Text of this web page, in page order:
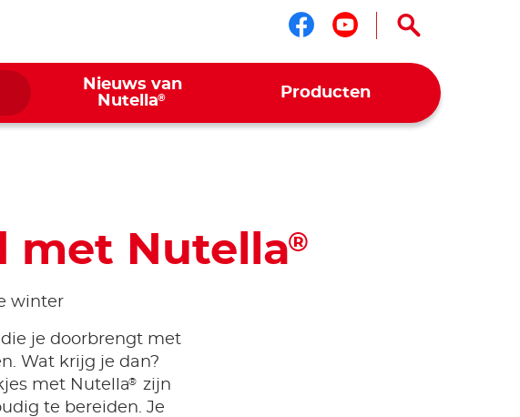
Volg ons op
Volg ons op
Nieuws van
Nutella® Producten
met Nutella®
winter
je doorbrengt met
Wat krijg je dan?
met Nutella®
zijn
te bereiden. Je